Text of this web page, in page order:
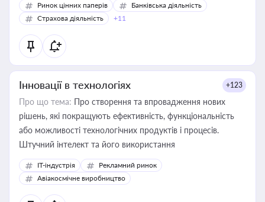
Ринок цінних паперів
Банківська діяльність
Страхова діяльність
+11
Інновації в технологіях +123
Про що тема: Про створення та впровадження нових
рішень, які покращують ефективність, функціональність
або можливості технологічних продуктів і процесів.
Штучний інтелект та його використання
IT-індустрія
Рекламний ринок
Авіакосмічне виробництво